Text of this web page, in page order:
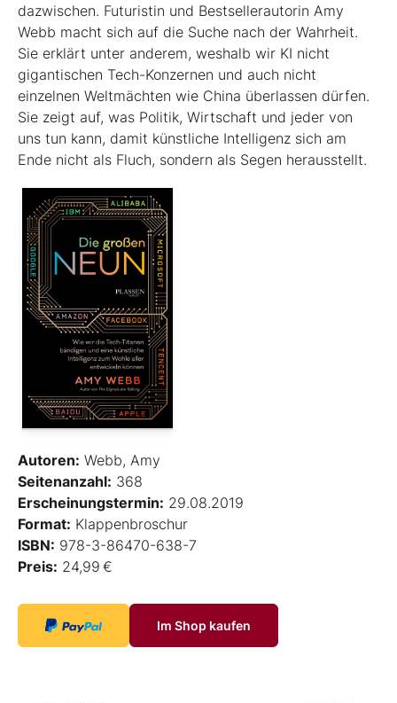
dazwischen. Futuristin und Bestsellerautorin Amy
Webb macht sich auf die Suche nach der Wahrheit.
Sie erklärt unter anderem, weshalb wir KI nicht
gigantischen Tech-Konzernen und auch nicht
einzelnen Weltmächten wie China überlassen dürfen.
Sie zeigt auf, was Politik, Wirtschaft und jeder von
uns tun kann, damit künstliche Intelligenz sich am
Ende nicht als Fluch, sondern als Segen herausstellt.
Autoren: Webb, Amy
Seitenanzahl: 368
Erscheinungstermin: 29.08.2019
Format: Klappenbroschur
ISBN: 978-3-86470-638-7
Preis: 24,99 €
Im Shop kaufen